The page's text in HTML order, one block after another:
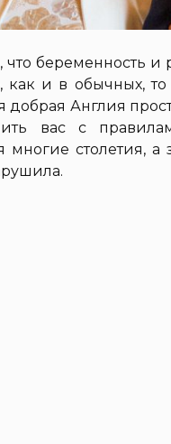
что беременность
как и в обычных,
добрая Англия
вас с
столетия, а